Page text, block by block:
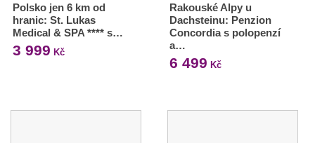
Polsko jen 6 km od
hranic: St. Lukas
Medical & SPA **** s…
3 999 Kč
Rakouské Alpy u
Dachsteinu: Penzion
Concordia s polopenzí
a…
6 499 Kč